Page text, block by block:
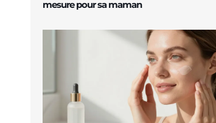
mesure pour sa maman